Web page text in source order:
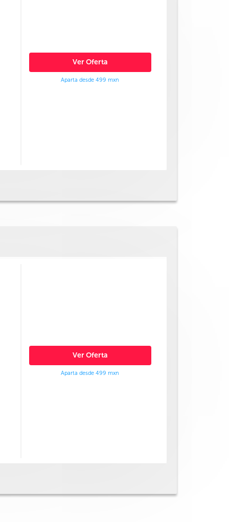
Ver Oferta
Aparta desde 499 mxn
Ver Oferta
Aparta desde 499 mxn